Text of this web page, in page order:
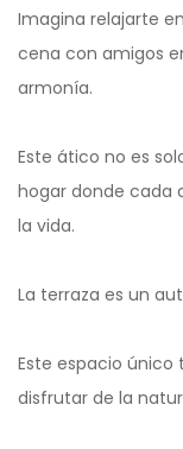
Imagina relajarte
cena con amigos
armonía.
Este ático no es
hogar donde cada
la vida.
La terraza es un
Este espacio
disfrutar de la